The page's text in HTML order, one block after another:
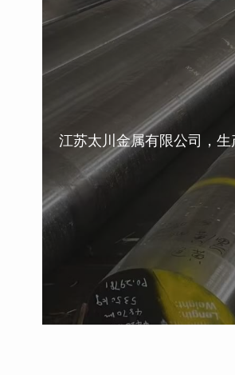
江苏太川金属有限公司，